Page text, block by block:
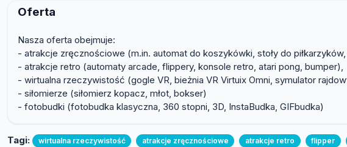
Oferta
Nasza oferta obejmuje:
- atrakcje zręcznościowe (m.in. automat do koszykówki, stoły do
- atrakcje retro (automaty arcade, flippery, konsole retro, atari pong, bumper),
- wirtualna rzeczywistość (gogle VR, bieżnia VR Virtuix Omni, symulator
- siłomierze (siłomierz kopacz, młot, bokser)
- fotobudki (fotobudka klasyczna, 360 stopni, 3D, InstaBudka, GIFbudka)
Tagi: wirtualna rzeczywistość atrakcje zręcznościowe atrakcje retro flipper